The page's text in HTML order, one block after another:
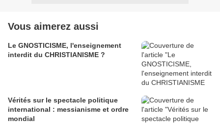
Vous aimerez aussi
Le GNOSTICISME, l'enseignement
interdit du CHRISTIANISME ?
Vérités sur le spectacle politique
international : messianisme et ordre
mondial